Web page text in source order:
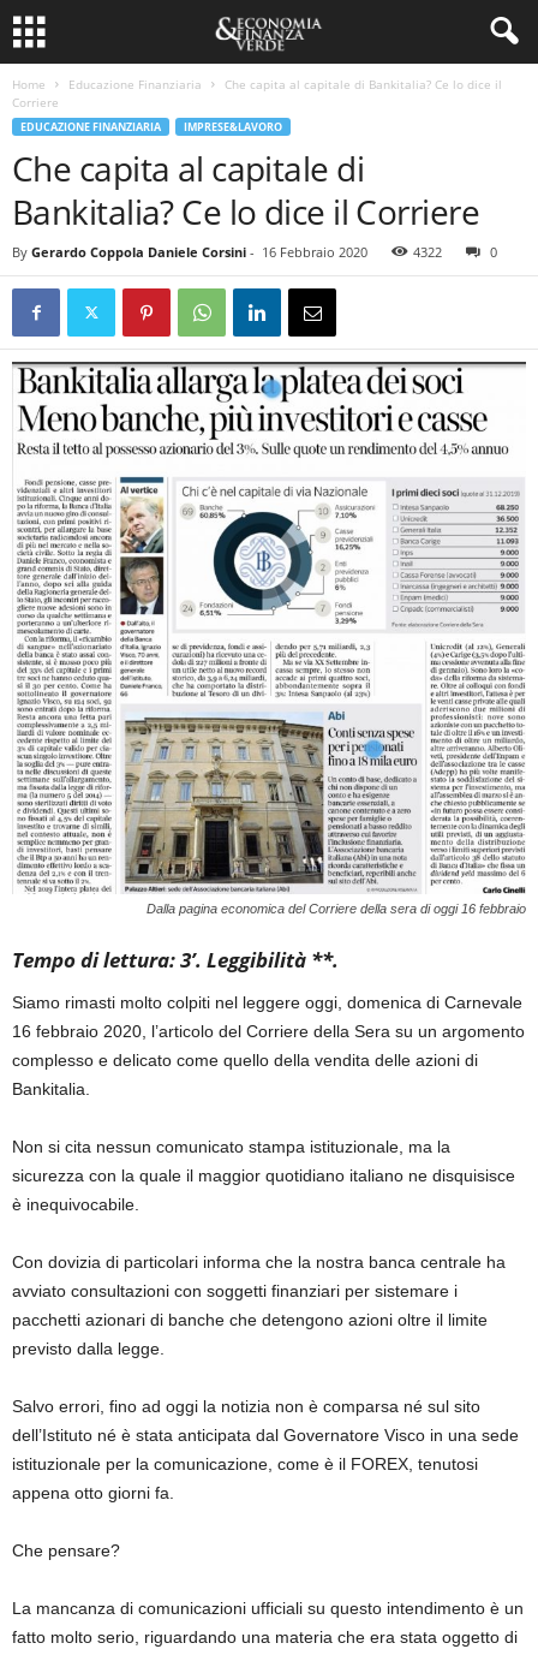
Home Educazione Finanziaria
Che capita al capitale di Bankitalia? Ce lo dice il
Corriere
EDUCAZIONE FINANZIARIA IMPRESE&LAVORO
Che capita al capitale di
Bankitalia? Ce lo dice il Corriere
By Gerardo Coppola Daniele Corsini - 16 Febbraio 2020 4322 0
Dalla pagina economica del Corriere della sera di oggi 16 febbraio
Tempo di lettura: 3’. Leggibilità **.
Siamo rimasti molto colpiti nel leggere oggi, domenica di Carnevale
16 febbraio 2020, l’articolo del Corriere della Sera su un argomento
complesso e delicato come quello della vendita delle azioni di
Bankitalia.
Non si cita nessun comunicato stampa istituzionale, ma la
sicurezza con la quale il maggior quotidiano italiano ne disquisisce
è inequivocabile.
Con dovizia di particolari informa che la nostra banca centrale ha
avviato consultazioni con soggetti finanziari per sistemare i
pacchetti azionari di banche che detengono azioni oltre il limite
previsto dalla legge.
Salvo errori, fino ad oggi la notizia non è comparsa né sul sito
dell’Istituto né è stata anticipata dal Governatore Visco in una sede
istituzionale per la comunicazione, come è il FOREX, tenutosi
appena otto giorni fa.
Che pensare?
La mancanza di comunicazioni ufficiali su questo intendimento è un
fatto molto serio, riguardando una materia che era stata oggetto di